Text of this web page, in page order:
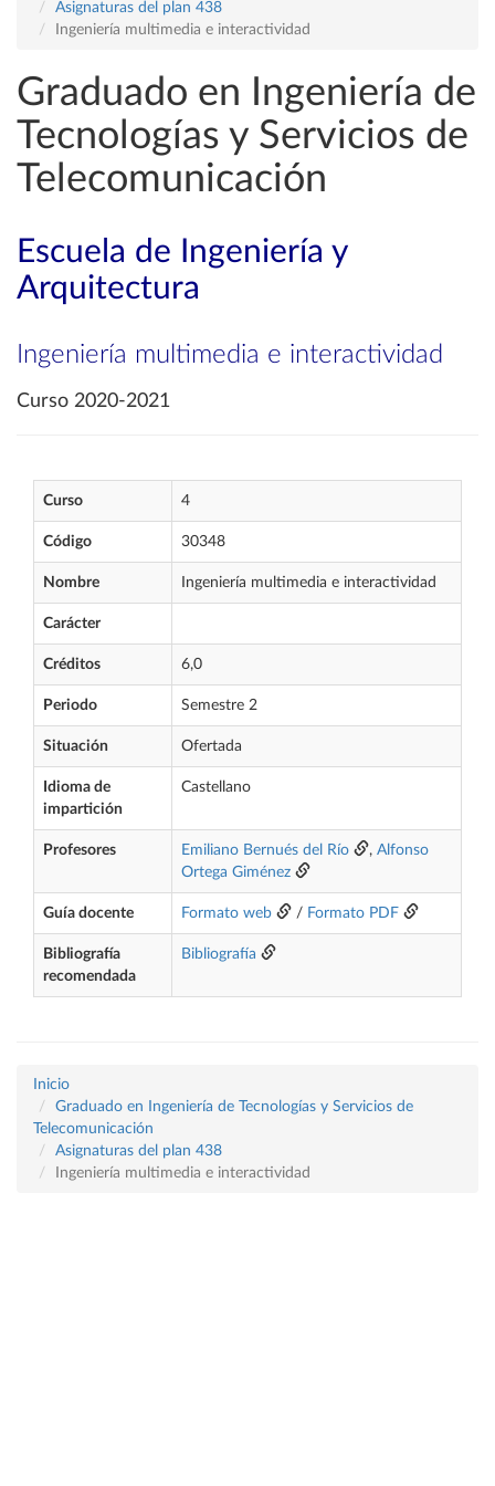
Asignaturas del plan 438
Ingeniería multimedia e interactividad
Graduado en Ingeniería de
Tecnologías y Servicios de
Telecomunicación
Escuela de Ingeniería y
Arquitectura
Ingeniería multimedia e interactividad
Curso 2020-2021
Curso 4
Código 30348
Nombre Ingeniería multimedia e interactividad
Carácter
Créditos 6,0
Periodo Semestre 2
Situación Ofertada
Idioma de
impartición
Castellano
Profesores Emiliano Bernués del Río , Alfonso
Ortega Giménez
Guía docente Formato web / Formato PDF
Bibliografía
recomendada
Bibliografía
Inicio
Graduado en Ingeniería de Tecnologías y Servicios de
Telecomunicación
Asignaturas del plan 438
Ingeniería multimedia e interactividad